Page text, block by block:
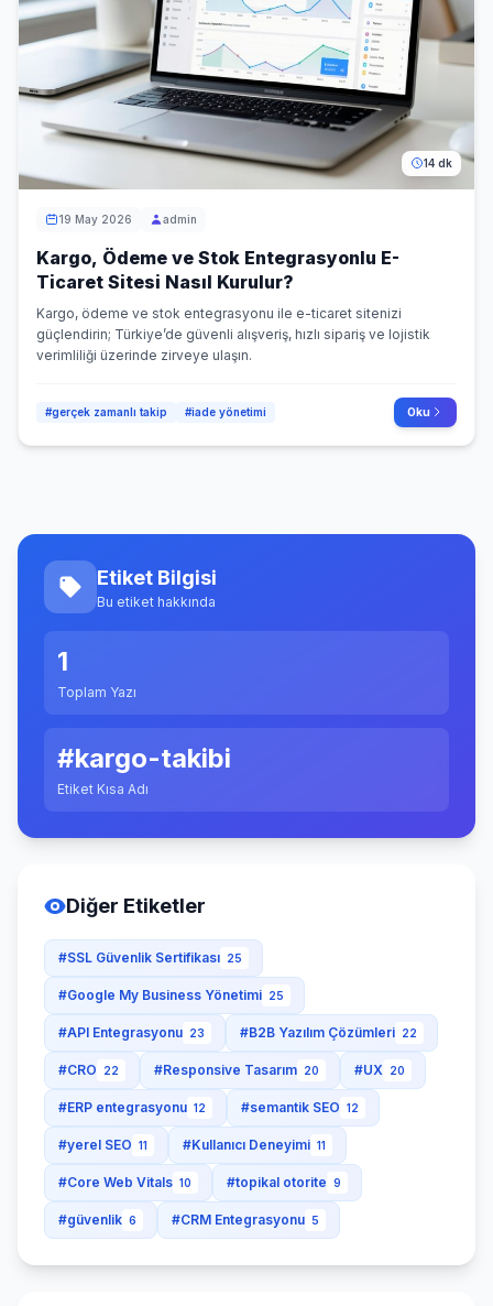
14 dk
19 May 2026 admin
Kargo, Ödeme ve Stok Entegrasyonlu E-
Ticaret Sitesi Nasıl Kurulur?
Kargo, ödeme ve stok entegrasyonu ile e-ticaret sitenizi
güçlendirin; Türkiye’de güvenli alışveriş, hızlı sipariş ve lojistik
verimliliği üzerinde zirveye ulaşın.
#gerçek zamanlı takip #iade yönetimi Oku
Etiket Bilgisi
Bu etiket hakkında
1
Toplam Yazı
#kargo-takibi
Etiket Kısa Adı
Diğer Etiketler
#SSL Güvenlik Sertifikası 25
#Google My Business Yönetimi 25
#API Entegrasyonu 23 #B2B Yazılım Çözümleri 22
#CRO 22 #Responsive Tasarım 20 #UX 20
#ERP entegrasyonu 12 #semantik SEO 12
#yerel SEO 11 #Kullanıcı Deneyimi 11
#Core Web Vitals 10 #topikal otorite 9
#güvenlik 6 #CRM Entegrasyonu 5